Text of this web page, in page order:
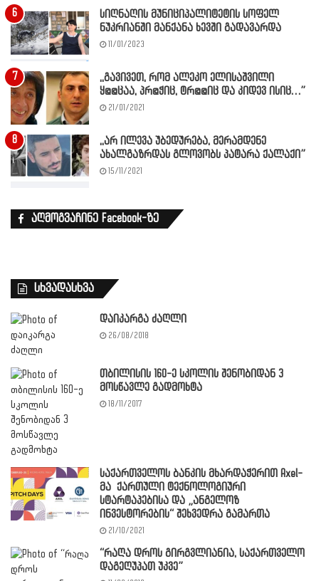
სიღნაღის მუნიციპალიტეტის სოფელ
ნუკრიანში მანქანა ხევში გადავარდა
11/01/2023
,,გავივეთ, რომ ალეკო ელისაშვილი
ყ@@ცაა, პრ@ჭიც, ტრ@@იც და კიდევ ისიც…”
21/01/2021
,,არ ილევა უბედურება, მერამდენე
ახალგაზრდას გლოვობს პატარა ქალაქი”
15/11/2021
აღმოგვაჩინე Facebook-ზე
სხვადასხვა
დაიკარგა ძაღლი
26/08/2018
თბილისის 160-ე სკოლის შენობიდან 3
მოსწავლე გადმოხტა
18/11/2017
საქართველოს ბანკის მხარდაჭერით Axel-
მა ქართული ტექნოლოგიური
სტარტაპებისა და „ანგელოზ
ინვესტორების“ შეხვედრა გამართა
21/10/2021
“რაღა დროს გირგვლიანია, საქართველო
დაგეღუპათ უკვე”